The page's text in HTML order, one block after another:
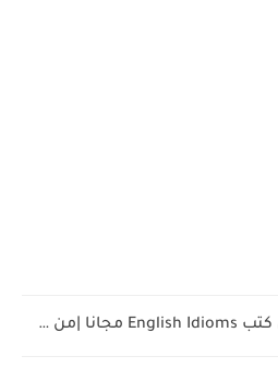
تحميل كتب English Idioms مجانا |من كامبريدج English Phrasal Verbs...